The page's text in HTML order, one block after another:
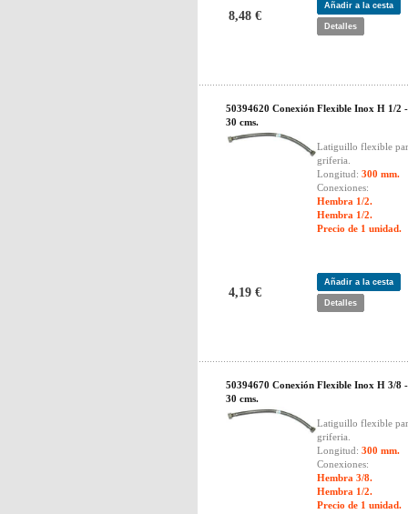
8,48 €
Añadir a la cesta
Detalles
50394620 Conexión Flexible Inox H 1/2
30 cms.
Latiguillo flexible
griferia.
Longitud: 300 mm.
Conexiones:
Hembra 1/2.
Hembra 1/2.
Precio de 1 unidad.
4,19 €
Añadir a la cesta
Detalles
50394670 Conexión Flexible Inox H 3/8
30 cms.
Latiguillo flexible
griferia.
Longitud: 300 mm.
Conexiones:
Hembra 3/8.
Hembra 1/2.
Precio de 1 unidad.